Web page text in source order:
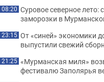
08:20 Суровое северное
заморозки в
23:15 От «синей» экономики
выпустили свежий
21:25 «Мурманская миля»
фестивалю Заполярья